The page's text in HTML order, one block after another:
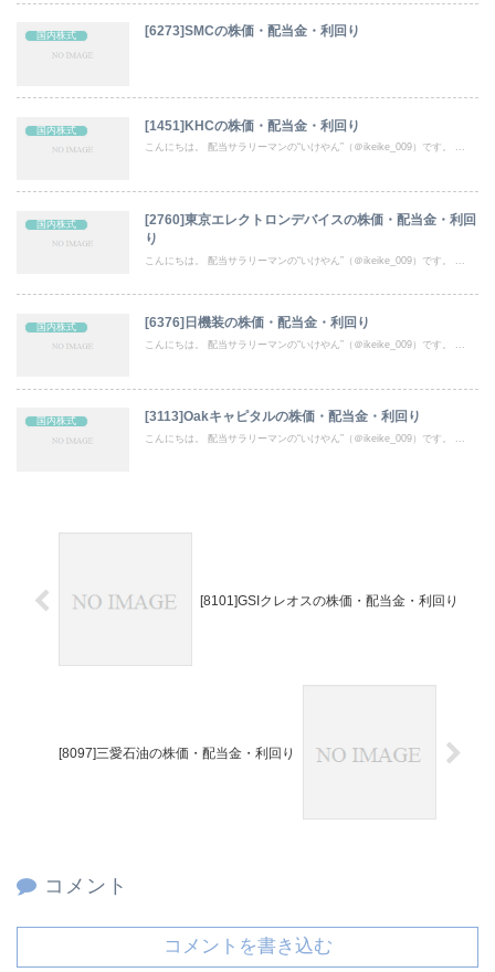
国内株式 [6273]SMCの株価・配当金・利回り
国内株式 [1451]KHCの株価・配当金・利回り
こんにちは。 配当サラリーマンの“いけやん”（＠ikeike_009）です。 ...
国内株式
[2760]東京エレクトロンデバイスの株価・配当金・利回
り
こんにちは。 配当サラリーマンの“いけやん”（＠ikeike_009）です。 ...
国内株式 [6376]日機装の株価・配当金・利回り
こんにちは。 配当サラリーマンの“いけやん”（＠ikeike_009）です。 ...
国内株式 [3113]Oakキャピタルの株価・配当金・利回り
こんにちは。 配当サラリーマンの“いけやん”（＠ikeike_009）です。 ...
[8101]GSIクレオスの株価・配当金・利回り
[8097]三愛石油の株価・配当金・利回り
コメント
コメントを書き込む